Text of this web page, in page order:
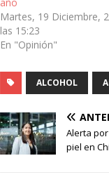
Martes, 19 Diciembre,
las 15:23
En "Opinión"
ALCOHOL
Alerta
piel en